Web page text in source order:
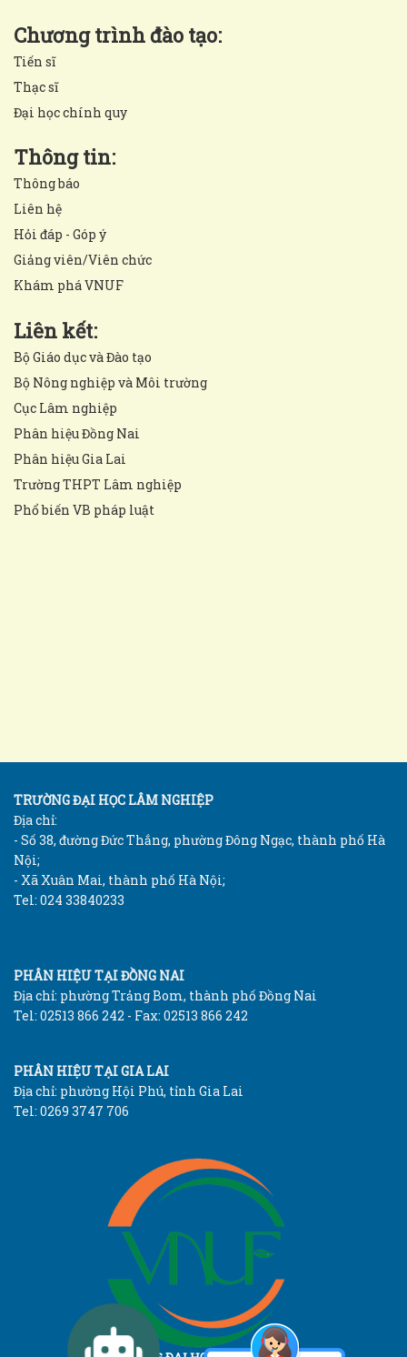
Chương trình đào tạo:
Tiến sĩ
Thạc sĩ
Đại học chính quy
Thông tin:
Thông báo
Liên hệ
Hỏi đáp - Góp ý
Giảng viên/Viên chức
Khám phá VNUF
Liên kết:
Bộ Giáo dục và Đào tạo
Bộ Nông nghiệp và Môi trường
Cục Lâm nghiệp
Phân hiệu Đồng Nai
Phân hiệu Gia Lai
Trường THPT Lâm nghiệp
Phổ biến VB pháp luật
TRƯỜNG ĐẠI HỌC LÂM NGHIỆP
Địa chỉ:
- Số 38, đường Đức Thắng, phường Đông Ngạc, thành phố Hà
Nội;
- Xã Xuân Mai, thành phố Hà Nội;
Tel: 024 33840233
PHÂN HIỆU TẠI ĐỒNG NAI
Địa chỉ: phường Trảng Bom, thành phố Đồng Nai
Tel: 02513 866 242 - Fax: 02513 866 242
PHÂN HIỆU TẠI GIA LAI
Địa chỉ: phường Hội Phú, tỉnh Gia Lai
Tel: 0269 3747 706